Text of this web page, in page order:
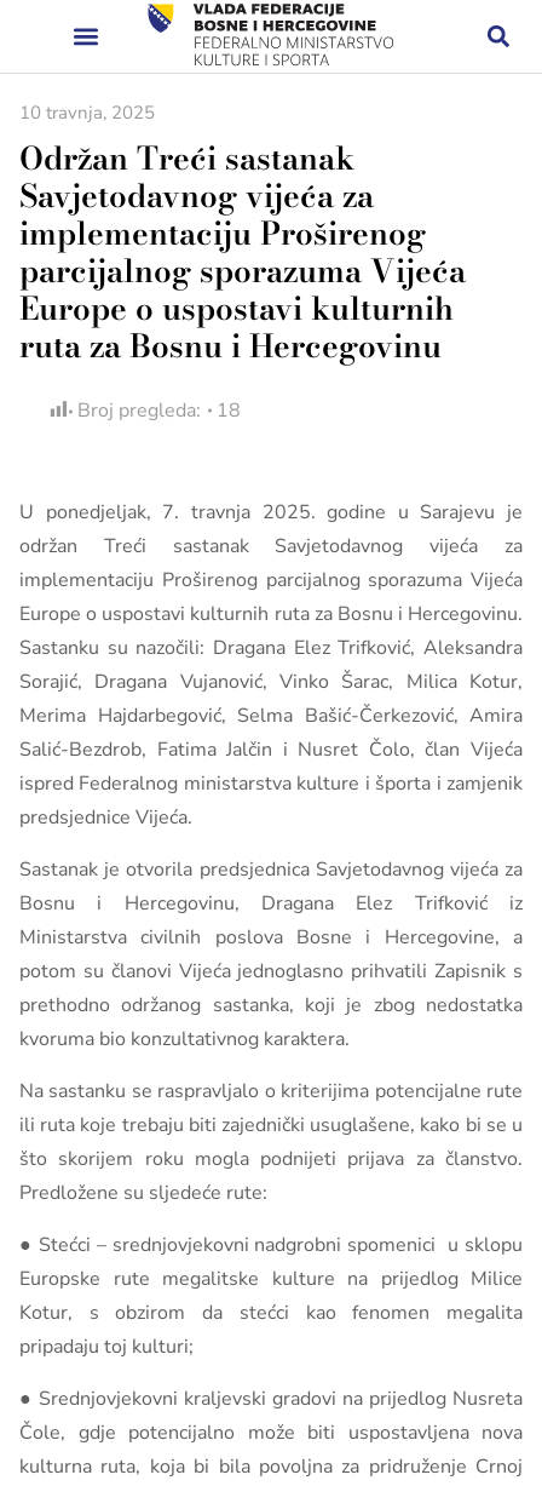
10 travnja, 2025
Održan Treći sastanak
Savjetodavnog vijeća za
implementaciju Proširenog
parcijalnog sporazuma Vijeća
Europe o uspostavi kulturnih
ruta za Bosnu i Hercegovinu
Broj pregleda: 18
U ponedjeljak, 7. travnja 2025. godine u Sarajevu je
održan Treći sastanak Savjetodavnog vijeća za
implementaciju Proširenog parcijalnog sporazuma Vijeća
Europe o uspostavi kulturnih ruta za Bosnu i Hercegovinu.
Sastanku su nazočili: Dragana Elez Trifković, Aleksandra
Sorajić, Dragana Vujanović, Vinko Šarac, Milica Kotur,
Merima Hajdarbegović, Selma Bašić-Čerkezović, Amira
Salić-Bezdrob, Fatima Jalčin i Nusret Čolo, član Vijeća
ispred Federalnog ministarstva kulture i športa i zamjenik
predsjednice Vijeća.
Sastanak je otvorila predsjednica Savjetodavnog vijeća za
Bosnu i Hercegovinu, Dragana Elez Trifković iz
Ministarstva civilnih poslova Bosne i Hercegovine, a
potom su članovi Vijeća jednoglasno prihvatili Zapisnik s
prethodno održanog sastanka, koji je zbog nedostatka
kvoruma bio konzultativnog karaktera.
Na sastanku se raspravljalo o kriterijima potencijalne rute
ili ruta koje trebaju biti zajednički usuglašene, kako bi se u
što skorijem roku mogla podnijeti prijava za članstvo.
Predložene su sljedeće rute:
● Stećci – srednjovjekovni nadgrobni spomenici u sklopu
Europske rute megalitske kulture na prijedlog Milice
Kotur, s obzirom da stećci kao fenomen megalita
pripadaju toj kulturi;
● Srednjovjekovni kraljevski gradovi na prijedlog Nusreta
Čole, gdje potencijalno može biti uspostavljena nova
kulturna ruta, koja bi bila povoljna za pridruženje Crnoj